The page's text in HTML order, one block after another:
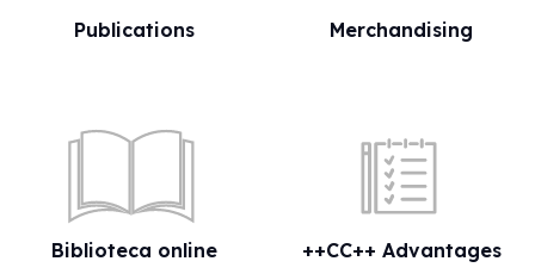
Publications Merchandising
Biblioteca online ++CC++ Advantages